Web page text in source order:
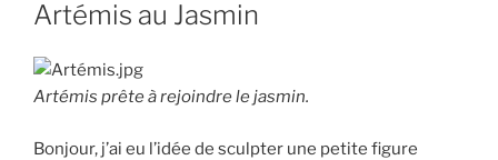
Artémis au Jasmin
Artémis prête à rejoindre le jasmin.
Bonjour, j’ai eu l’idée de sculpter une petite figure